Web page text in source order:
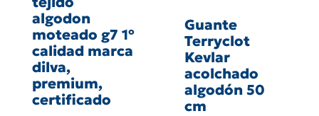
algodon
moteado g7 1º
calidad marca
dilva,
premium,
certificado
Guante
Terryclot
Kevlar
acolchado
algodón 50
cm